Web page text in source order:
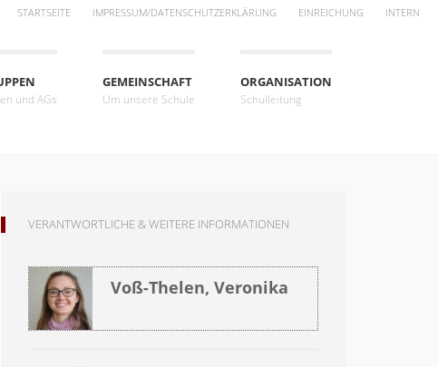
STARTSEITE IMPRESSUM/DATENSCHUTZERKLÄRUNG EINREICHUNG INTERN
und AGs
GEMEINSCHAFT
Um unsere Schule
ORGANISATION
Schulleitung
VERANTWORTLICHE & WEITERE INFORMATIONEN
Voß-Thelen, Veronika